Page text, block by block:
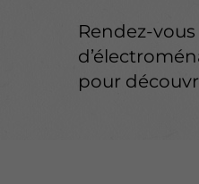
Rendez-
pour